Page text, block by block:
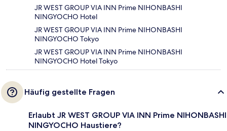
JR WEST GROUP VIA INN Prime NIHONBASHI
NINGYOCHO Hotel
JR WEST GROUP VIA INN Prime NIHONBASHI
NINGYOCHO Tokyo
JR WEST GROUP VIA INN Prime NIHONBASHI
NINGYOCHO Hotel Tokyo
Häufig gestellte Fragen
Erlaubt JR WEST GROUP VIA INN Prime NIHONBASHI
NINGYOCHO Haustiere?